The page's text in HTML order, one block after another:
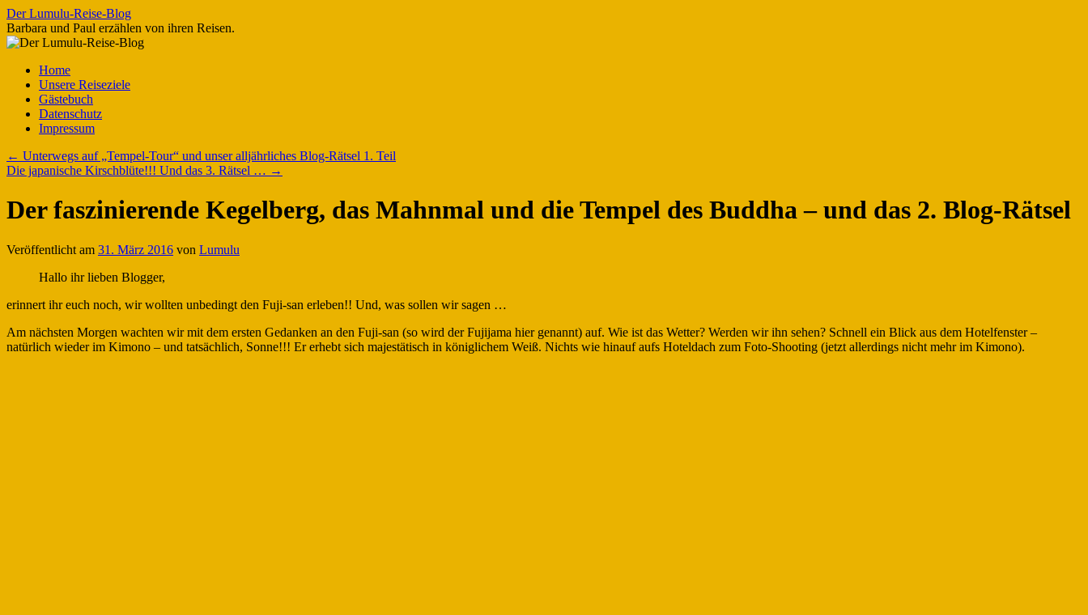
Zum
Inhalt
springen
Der Lumulu-Reise-Blog
Barbara und Paul erzählen von ihren Reisen.
Home
Unsere Reiseziele
Gästebuch
Datenschutz
Impressum
← Unterwegs auf „Tempel-Tour“ und unser alljährliches Blog-Rätsel 1. Teil
Die japanische Kirschblüte!!! Und das 3. Rätsel … →
Der faszinierende Kegelberg, das Mahnmal und die Tempel des Buddha – und das 2. Blog-Rätsel
Veröffentlicht am 31. März 2016 von Lumulu
Hallo ihr lieben Blogger,
erinnert ihr euch noch, wir wollten unbedingt den Fuji-san erleben!! Und, was sollen wir sagen …
Am nächsten Morgen wachten wir mit dem ersten Gedanken an den Fuji-san (so wird der Fujijama hier genannt) auf. Wie ist das Wetter? Werden wir ihn sehen? Schnell ein Blick aus dem Hotelfenster –
natürlich wieder im Kimono – und tatsächlich, Sonne!!! Er erhebt sich majestätisch in königlichem Weiß. Nichts wie hinauf aufs Hoteldach zum Foto-Shooting (jetzt allerdings nicht mehr im Kimono).